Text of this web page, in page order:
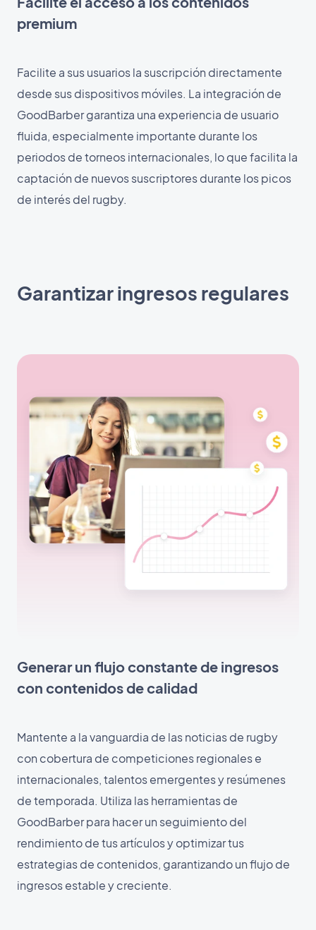
premium
Facilite a sus usuarios la suscripción directamente
desde sus dispositivos móviles. La integración de
GoodBarber garantiza una experiencia de usuario
fluida, especialmente importante durante los
periodos de torneos internacionales, lo que facilita la
captación de nuevos suscriptores durante los picos
de interés del rugby.
Garantizar ingresos regulares
Generar un flujo constante de ingresos
con contenidos de calidad
Mantente a la vanguardia de las noticias de rugby
con cobertura de competiciones regionales e
internacionales, talentos emergentes y resúmenes
de temporada. Utiliza las herramientas de
GoodBarber para hacer un seguimiento del
rendimiento de tus artículos y optimizar tus
estrategias de contenidos, garantizando un flujo de
ingresos estable y creciente.